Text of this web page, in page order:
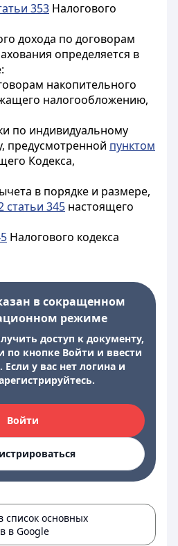
353 Налогового
дохода по договорам
определяется в
накопительного
налогообложению,
по индивидуальному
предусмотренной пунктом
Кодекса,
в порядке и размере,
статьи 345 настоящего
Налогового кодекса
в сокращенном
режиме
доступ к документу,
по кнопке Войти и ввести
у вас нет логина и
Войти
список основных
в Google